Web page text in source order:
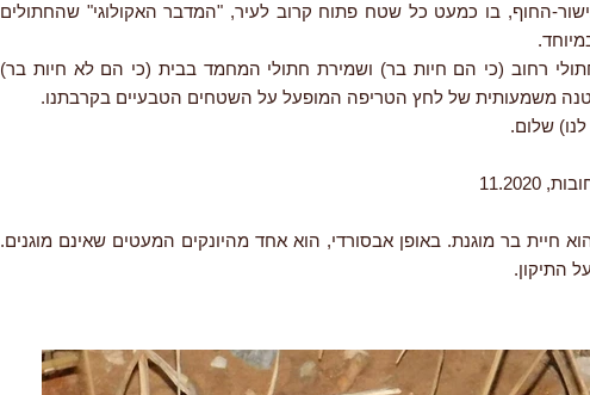
החוף, בו כמעט כל שטח פתוח קרוב לעיר, "המדבר האקולוגי" שהחתולים
רחוב (כי הם חיות בר) ושמירת חתולי המחמד בבית (כי הם לא חיות בר)
משמעותית של לחץ הטריפה המופעל על השטחים הטבעיים בקרבתנו.
לנו) שלום.
חיית בר מוגנת. באופן אבסורדי, הוא אחד מהיונקים המעטים שאינם מוגנים.
התיקון.